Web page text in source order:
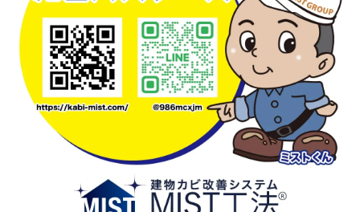
関西のカビ問題はＭＩＳＴ工法®カビバスター
ズへご相談ください
カビを防ぐために普段からできる住まいの湿気
対策
「どこへ相談したらいいかわからない…」そん
な時こそＭＩＳＴ工法®カビバスターズへ